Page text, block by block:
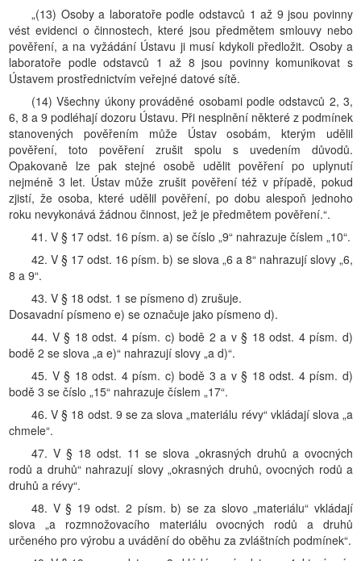
„(13) Osoby a laboratoře podle odstavců 1 až 9 jsou povinny
vést evidenci o činnostech, které jsou předmětem smlouvy nebo
pověření, a na vyžádání Ústavu ji musí kdykoli předložit. Osoby a
laboratoře podle odstavců 1 až 8 jsou povinny komunikovat s
Ústavem prostřednictvím veřejné datové sítě.
(14) Všechny úkony prováděné osobami podle odstavců 2, 3,
6, 8 a 9 podléhají dozoru Ústavu. Při nesplnění některé z podmínek
stanovených pověřením může Ústav osobám, kterým udělil
pověření, toto pověření zrušit spolu s uvedením důvodů.
Opakovaně lze pak stejné osobě udělit pověření po uplynutí
nejméně 3 let. Ústav může zrušit pověření též v případě, pokud
zjistí, že osoba, které udělil pověření, po dobu alespoň jednoho
roku nevykonává žádnou činnost, jež je předmětem pověření.“.
41. V § 17 odst. 16 písm. a) se číslo „9“ nahrazuje číslem „10“.
42. V § 17 odst. 16 písm. b) se slova „6 a 8“ nahrazují slovy „6,
8 a 9“.
43. V § 18 odst. 1 se písmeno d) zrušuje.
Dosavadní písmeno e) se označuje jako písmeno d).
44. V § 18 odst. 4 písm. c) bodě 2 a v § 18 odst. 4 písm. d)
bodě 2 se slova „a e)“ nahrazují slovy „a d)“.
45. V § 18 odst. 4 písm. c) bodě 3 a v § 18 odst. 4 písm. d)
bodě 3 se číslo „15“ nahrazuje číslem „17“.
46. V § 18 odst. 9 se za slova „materiálu révy“ vkládají slova „a
chmele“.
47. V § 18 odst. 11 se slova „okrasných druhů a ovocných
rodů a druhů“ nahrazují slovy „okrasných druhů, ovocných rodů a
druhů a révy“.
48. V § 19 odst. 2 písm. b) se za slovo „materiálu“ vkládají
slova „a rozmnožovacího materiálu ovocných rodů a druhů
určeného pro výrobu a uvádění do oběhu za zvláštních podmínek“.